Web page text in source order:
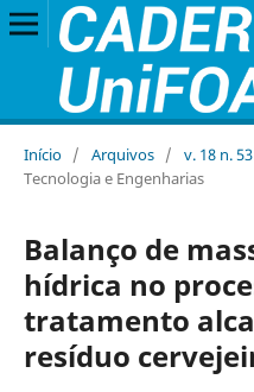
Início / Arquivos / v. 18 n.
Tecnologia e Engenharias
Balanço de
hídrica no
tratamento
resíduo